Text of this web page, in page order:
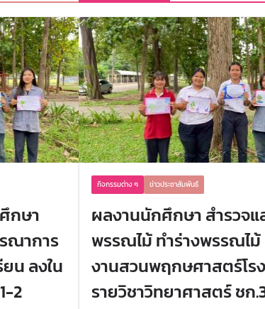
กษา
ณาการ
น ลงใน
2
กิจกรรมต่าง ๆ ข่าวประชาสัมพันธ์
ผลงานนักศึกษา สำรวจแ
พรรณไม้ ทำร่างพรรณไ
งานสวนพฤกษศาสตร์โร
รายวิชาวิทยาศาสตร์ ชก